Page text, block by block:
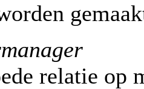
relatie op